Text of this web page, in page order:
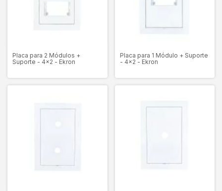
Placa para 2 Módulos +
Suporte - 4x2 - Ekron
Placa para 1 Módulo + Suporte
- 4x2 - Ekron